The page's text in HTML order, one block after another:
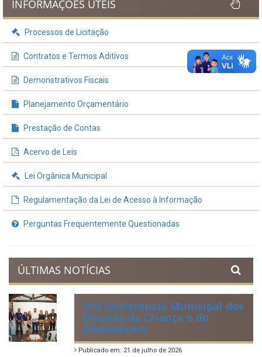
INFORMAÇÕES ÚTEIS
Acervo de Leis
Lei Orgânica Municipal
Regulamentação da Lei de Acesso à Informação
Perguntas Frequentemente Questionadas